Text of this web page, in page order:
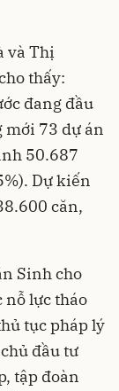
và Thị
thấy:
đang đầu
mới 73 dự án
50.687
Dự kiến
căn,
Sinh cho
nỗ lực tháo
tục pháp lý
đầu tư
tập đoàn